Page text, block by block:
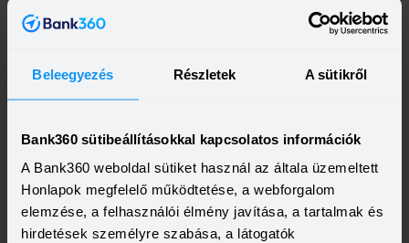
Beleegyezés Részletek A sütikről
Bank360 sütibeállításokkal kapcsolatos információk
A Bank360 weboldal sütiket használ az általa üzemeltett
Honlapok megfelelő működtetése, a webforgalom
elemzése, a felhasználói élmény javítása, a tartalmak és
hirdetések személyre szabása, a látogatók
1052 Budapest, Deák Ferenc utca 7-
Tovább a fiókoldalra